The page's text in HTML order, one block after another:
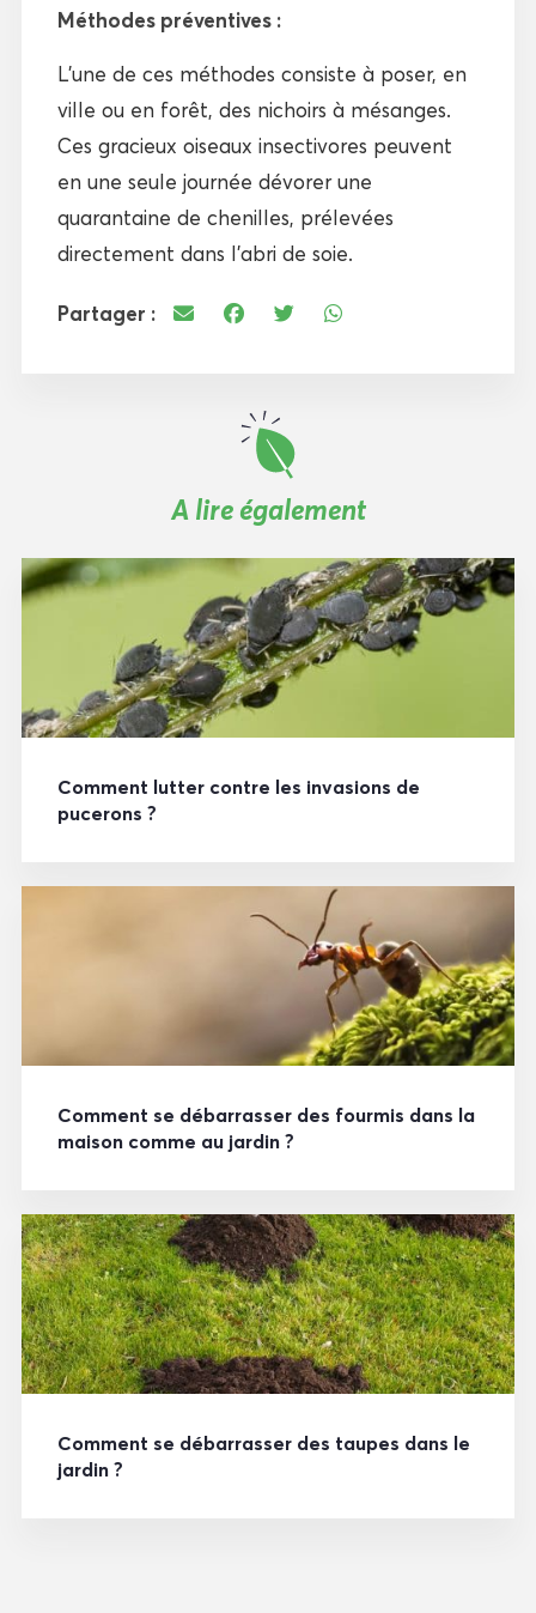
Méthodes préventives :
L’une de ces méthodes consiste à poser, en
ville ou en forêt, des nichoirs à mésanges.
Ces gracieux oiseaux insectivores peuvent
en une seule journée dévorer une
quarantaine de chenilles, prélevées
directement dans l’abri de soie.
Partager :
A lire également
Comment lutter contre les invasions de
pucerons ?
Comment se débarrasser des fourmis dans la
maison comme au jardin ?
Comment se débarrasser des taupes dans le
jardin ?